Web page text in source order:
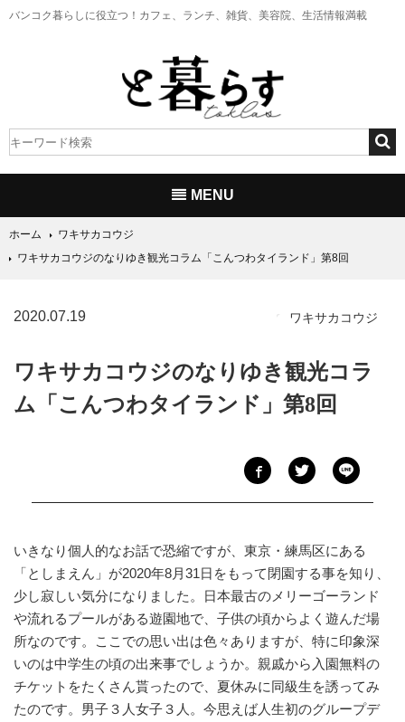
バンコク暮らしに役立つ！ カフェ、ランチ、雑貨、美容院、生活情報満載
MENU
ホーム
ワキサカコウジ
ワキサカコウジのなりゆき観光コラム「こんつわタイランド」第8回
2020.07.19 ワキサカコウジ
ワキサカコウジのなりゆき観光コラ
ム「こんつわタイランド」第8回
いきなり個人的なお話で恐縮ですが、東京・練馬区にある
「としまえん」が2020年8月31日をもって閉園する事を知り、
少し寂しい気分になりました。日本最古のメリーゴーランド
や流れるプールがある遊園地で、子供の頃からよく遊んだ場
所なのです。ここでの思い出は色々ありますが、特に印象深
いのは中学生の頃の出来事でしょうか。親戚から入園無料の
チケットをたくさん貰ったので、夏休みに同級生を誘ってみ
たのです。男子３人女子３人。今思えば人生初のグループデ